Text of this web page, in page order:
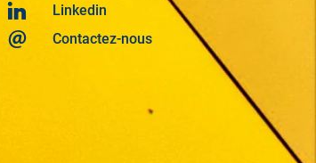
Linkedin
Contactez-nous